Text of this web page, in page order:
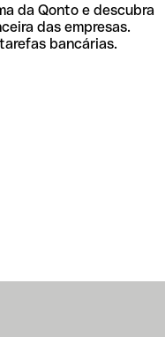
da Qonto e descubra
das empresas.
bancárias.